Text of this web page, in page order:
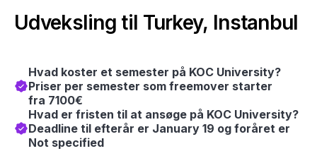
Udveksling til Turkey, Instanbul
Hvad koster et semester på KOC University?
Priser per semester som freemover starter
fra 7100€
Hvad er fristen til at ansøge på KOC University?
Deadline til efterår er January 19 og foråret er
Not specified